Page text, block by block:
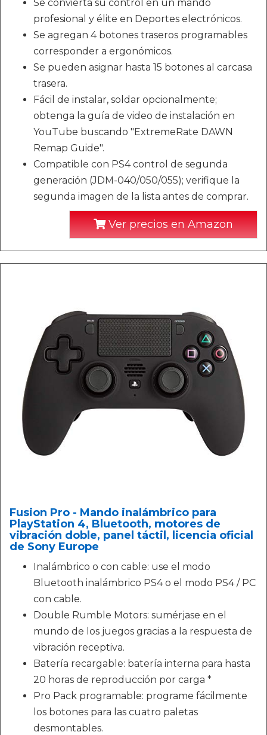
Se convierta su control en un mando
profesional y élite en Deportes electrónicos.
Se agregan 4 botones traseros programables
corresponder a ergonómicos.
Se pueden asignar hasta 15 botones al carcasa
trasera.
Fácil de instalar, soldar opcionalmente;
obtenga la guía de video de instalación en
YouTube buscando "ExtremeRate DAWN
Remap Guide".
Compatible con PS4 control de segunda
generación (JDM-040/050/055); verifique la
segunda imagen de la lista antes de comprar.
Ver precios en Amazon
Fusion Pro - Mando inalámbrico para
PlayStation 4, Bluetooth, motores de
vibración doble, panel táctil, licencia oficial
de Sony Europe
Inalámbrico o con cable: use el modo
Bluetooth inalámbrico PS4 o el modo PS4 / PC
con cable.
Double Rumble Motors: sumérjase en el
mundo de los juegos gracias a la respuesta de
vibración receptiva.
Batería recargable: batería interna para hasta
20 horas de reproducción por carga *
Pro Pack programable: programe fácilmente
los botones para las cuatro paletas
desmontables.